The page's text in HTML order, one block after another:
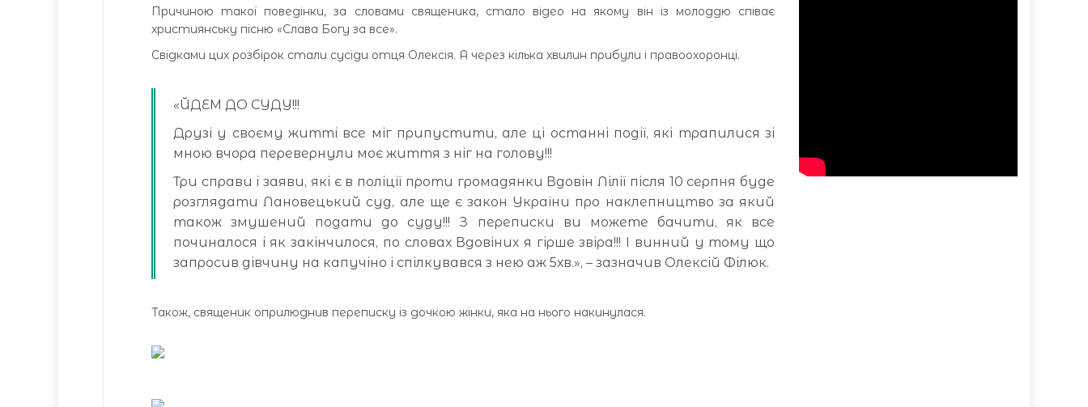
Пpичиною такої поведінки, за словами священика, стало відео на якому він із молоддю співає
хpистиянську пісню «Слава Богу за все».
Свідками цих розбірок стали сусіди отця Олексія. А через кілька хвилин прибули і правоохоронці.
«ЙДЕМ ДО СУДУ!!!
Друзі у своєму житті все міг припустити, але ці останні події, які трапилися зі
мною вчора перевернули моє життя з ніг на голову!!!
Три справи і заяви, які є в поліції проти громадянки Вдовін Лілії після 10 серпня буде
розглядати Лановецький суд, але ще є закон України про наклепництво за який
також змушений подати до суду!!! З переписки ви можете бачити, як все
починалося і як закінчилося, по словах Вдовіних я гірше звіра!!! І винний у тому що
запросив дівчину на капучіно і спілкувався з нею аж 5хв.», – зазначив Олексій Філюк.
Також, священик оприлюднив переписку із дочкою жінки, яка на нього накинулася.